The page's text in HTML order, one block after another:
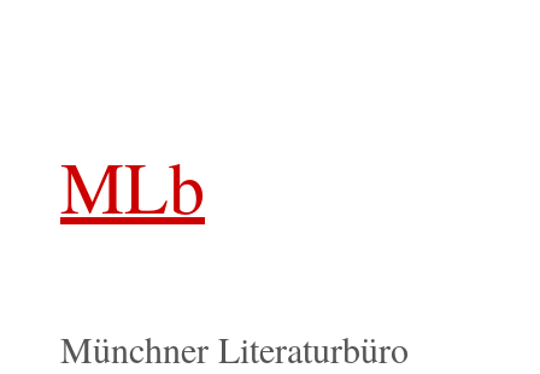
MLb
Münchner Literaturbüro